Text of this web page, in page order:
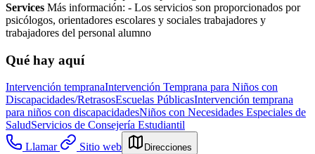
Services Más información: - Los servicios son proporcionados por
psicólogos, orientadores escolares y sociales trabajadores y
trabajadores del personal alumno
Qué hay aquí
Intervención tempranaIntervención Temprana para Niños con
Discapacidades/RetrasosEscuelas PúblicasIntervención temprana
para niños con discapacidadesNiños con Necesidades Especiales de
SaludServicios de Consejería Estudiantil
Llamar
Sitio web Direcciones